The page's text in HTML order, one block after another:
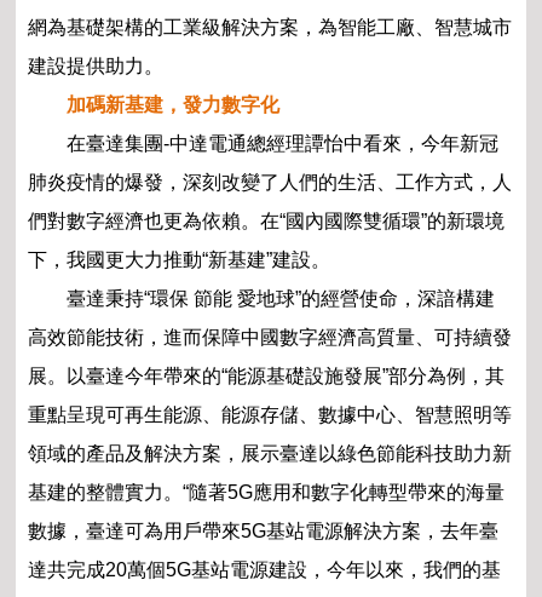
網為基礎架構的工業級解決方案，為智能工廠、智慧城市
建設提供助力。
加碼新基建，發力數字化
在臺達集團-中達電通總經理譚怡中看來，今年新冠
肺炎疫情的爆發，深刻改變了人們的生活、工作方式，人
們對數字經濟也更為依賴。在“國內國際雙循環”的新環境
下，我國更大力推動“新基建”建設。
臺達秉持“環保 節能 愛地球”的經營使命，深諳構建
高效節能技術，進而保障中國數字經濟高質量、可持續發
展。以臺達今年帶來的“能源基礎設施發展”部分為例，其
重點呈現可再生能源、能源存儲、數據中心、智慧照明等
領域的產品及解決方案， 展示臺達以綠色節能科技助力新
基建的整體實力。“隨著5G應用和數字化轉型帶來的海量
數據，臺達可為用戶帶來5G基站電源解決方案，去年臺
達共完成20萬個5G基站電源建設，今年以來，我們的基